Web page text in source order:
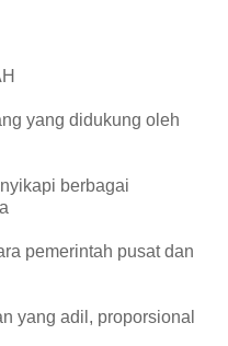
yang didukung oleh
berbagai
pemerintah pusat dan
yang adil, proporsional